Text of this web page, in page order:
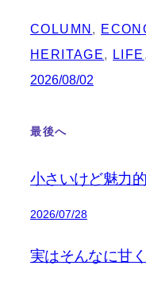
COLUMN,
HERITAGE, LIFE ,
2026/08/02
最後へ
小さいけど魅力
2026/07/28
実はそんなに甘